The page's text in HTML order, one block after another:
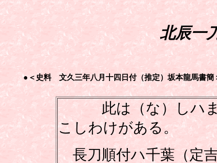
北辰一
●＜史料 文久三年八月十四日付（推定）坂本龍馬書簡
此は（な）しハま
こしわけがある。
長刀順付ハ千葉（定吉